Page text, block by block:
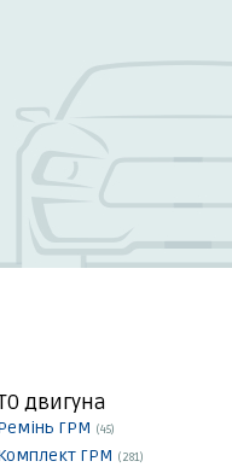
двигуна
ГРМ (45)
ГРМ (281)